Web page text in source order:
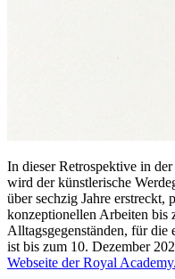
In dieser Retrospektive in
wird der künstlerische
über sechzig Jahre erstreckt,
konzeptionellen Arbeiten bis
Alltagsgegenständen, für die
ist bis zum 10. Dezember
Webseite der Royal Academy.